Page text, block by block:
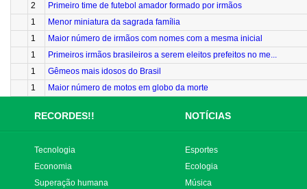
2
Primeiro time de futebol amador formado por irmãos
1
Menor miniatura da sagrada família
1
Maior número de irmãos com nomes com a mesma inicial
1
Primeiros irmãos brasileiros a serem eleitos prefeitos no me...
1
Gêmeos mais idosos do Brasil
1
Maior número de motos em globo da morte
RECORDES!! NOTÍCIAS
Tecnologia
Economia
Superação humana
Esportes
Ecologia
Música